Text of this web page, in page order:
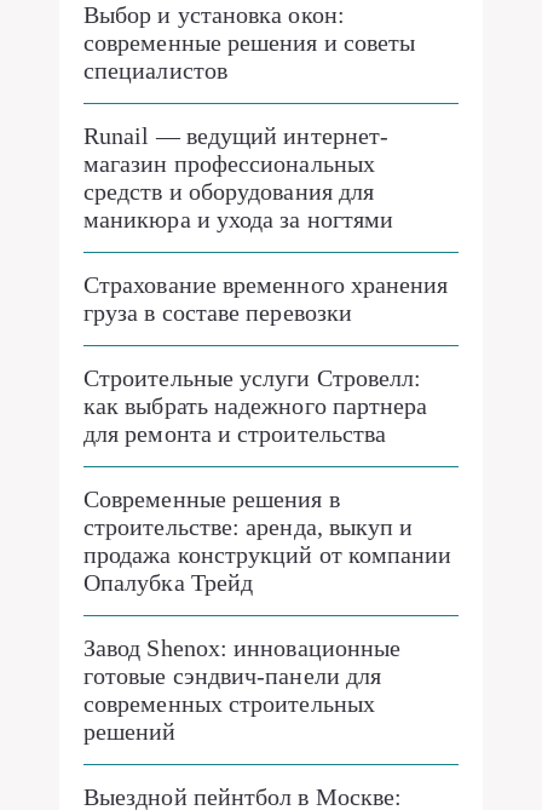
Выбор и установка окон:
современные решения и советы
специалистов
Runail — ведущий интернет-
магазин профессиональных
средств и оборудования для
маникюра и ухода за ногтями
Страхование временного хранения
груза в составе перевозки
Строительные услуги Стровелл:
как выбрать надежного партнера
для ремонта и строительства
Современные решения в
строительстве: аренда, выкуп и
продажа конструкций от компании
Опалубка Трейд
Завод Shenox: инновационные
готовые сэндвич-панели для
современных строительных
решений
Выездной пейнтбол в Москве: